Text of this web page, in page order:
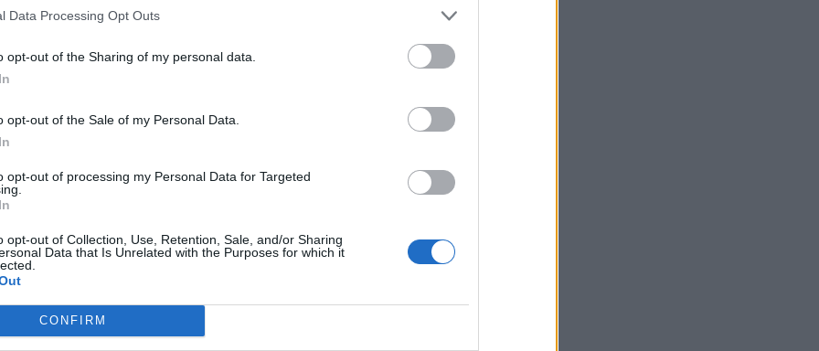
Data Processing Opt Outs
opt-out of the Sharing of my personal data.
opt-out of the Sale of my Personal Data.
opt-out of processing my Personal Data for Targeted
opt-out of Collection, Use, Retention, Sale, and/or Sharing
Data that Is Unrelated with the Purposes for which it
CONFIRM
iespējas Jūrmalā:
, kas ved cauri smilšu kāpām un priežu mežiem.
uz mežu un līci.
ir vairāk nekā 10 milzu purvi, caur kuriem ir
no koka dēļiem. Un viena no šīm takām ir
tur ir saulrietā un rītausmā. Takas apmeklējums ir
un pat ar suni pavadā. Ir divi maršruti 1,5 un 3,5
latviešu dzejniece. Dzejnieces mājā-muzejā
priekšmeti, kas aizvedīs apmeklētāju 120
vairākas kaķu hologrammas.